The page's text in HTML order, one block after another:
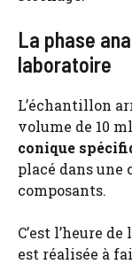
La phase
laboratoire
L’échantillon
volume de 10
conique
placé dans une
composants.
C’est l’heure
est réalisée à